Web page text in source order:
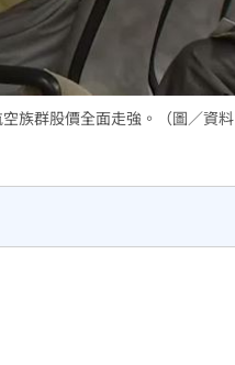
族群股價全面走強。（圖／資料